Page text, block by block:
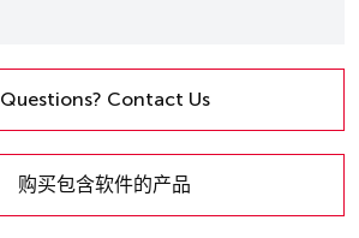
Questions? Contact Us
购买包含软件的产品